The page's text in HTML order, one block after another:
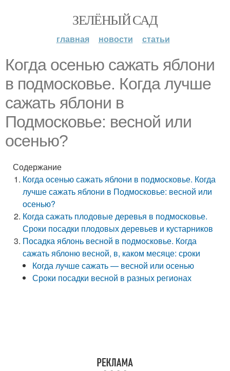
ЗЕЛЁНЫЙ САД
главная новости статьи
Когда осенью сажать яблони
в подмосковье. Когда лучше
сажать яблони в
Подмосковье: весной или
осенью?
Содержание
Когда осенью сажать яблони в подмосковье. Когда
лучше сажать яблони в Подмосковье: весной или
осенью?
Когда сажать плодовые деревья в подмосковье.
Сроки посадки плодовых деревьев и кустарников
Посадка яблонь весной в подмосковье. Когда
сажать яблоню весной, в, каком месяце: сроки
Когда лучше сажать — весной или осенью
Сроки посадки весной в разных регионах